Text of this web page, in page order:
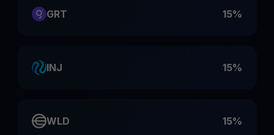
GRT 15%
INJ 15%
WLD 15%